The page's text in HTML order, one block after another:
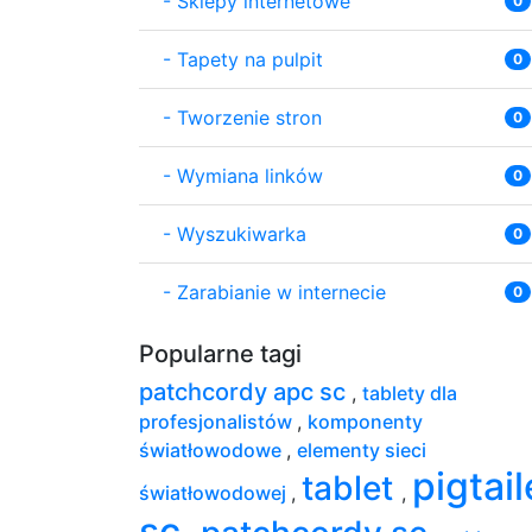
- Tapety na pulpit 0
- Tworzenie stron 0
- Wymiana linków 0
- Wyszukiwarka 0
- Zarabianie w internecie 0
Popularne tagi
patchcordy apc sc , tablety dla
profesjonalistów , komponenty
światłowodowe , elementy sieci
światłowodowej , tablet ,